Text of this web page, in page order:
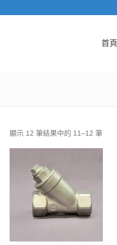
首頁
顯示 12 筆結果中的 11–12 筆